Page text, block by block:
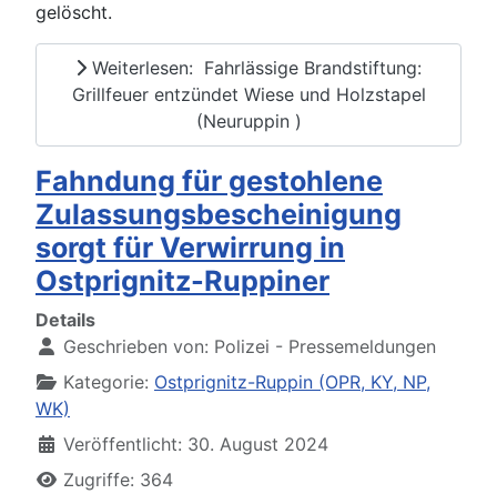
gelöscht.
Weiterlesen: Fahrlässige Brandstiftung:
Grillfeuer entzündet Wiese und Holzstapel
(Neuruppin )
Fahndung für gestohlene
Zulassungsbescheinigung
sorgt für Verwirrung in
Ostprignitz-Ruppiner
Details
Geschrieben von: Polizei - Pressemeldungen
Kategorie: Ostprignitz-Ruppin (OPR, KY, NP,
WK)
Veröffentlicht: 30. August 2024
Zugriffe: 364